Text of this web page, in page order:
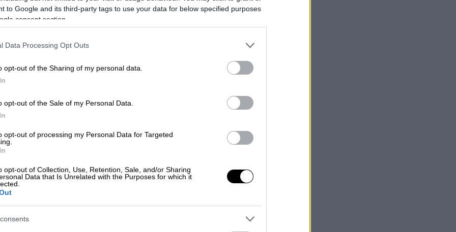
to Google and its third-party tags to use your data for below specified purposes
consent section.
Data Processing Opt Outs
opt-out of the Sharing of my personal data.
opt-out of the Sale of my Personal Data.
opt-out of processing my Personal Data for Targeted
opt-out of Collection, Use, Retention, Sale, and/or Sharing
Data that Is Unrelated with the Purposes for which it
σε 98.700 δικαιούχους έως τις 6
καταβολών τουe-ΕΦΚΑ
(ΔΥΠΑ)
των πληρωμών
Εργασίας και Κοινωνικής Ασφάλισης